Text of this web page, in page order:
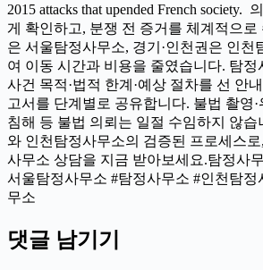
2015 attacks that upended French society.
게 확인하고, 분쟁 전 증거를 체계적으로
은 서울탐정사무소, 경기·인천권은 인천
여 이동 시간과 비용을 줄였습니다. 탐
사건 목적·법적 한계·예상 절차를 선 안
고서를 단계별로 공유합니다. 불법 촬영·
침해 등 불법 의뢰는 일절 수임하지 않
와 인천탐정사무소의 검증된 프로세스
사무소 상담을 지금 받아보세요.탐정사
서울탐정사무소 #탐정사무소 #인천탐정
무소
댓글 남기기